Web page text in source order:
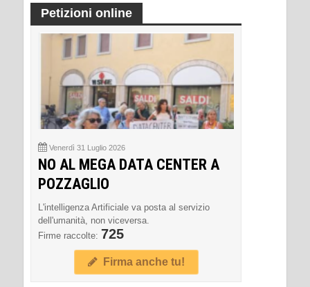
Petizioni online
Venerdì 31 Luglio 2026
NO AL MEGA DATA CENTER A
POZZAGLIO
L'intelligenza Artificiale va posta al servizio
dell'umanità, non viceversa.
Firme raccolte: 725
Firma anche tu!